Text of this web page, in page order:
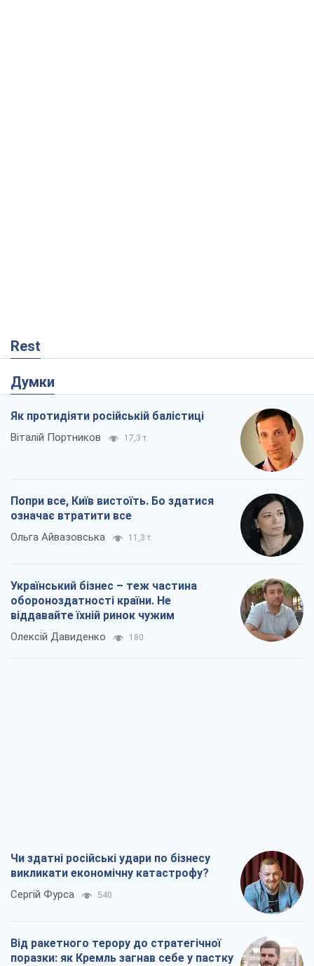
Rest
Думки
Як протидіяти російській балістиці
Віталій Портников 17,3 т.
Попри все, Київ вистоїть. Бо здатися
означає втратити все
Ольга Айвазовська 11,3 т.
Український бізнес – теж частина
обороноздатності країни. Не
віддавайте їхній ринок чужим
Олексій Давиденко 180
Чи здатні російські удари по бізнесу
викликати економічну катастрофу?
Сергій Фурса 540
Від ракетного терору до стратегічної
поразки: як Кремль загнав себе у пастку